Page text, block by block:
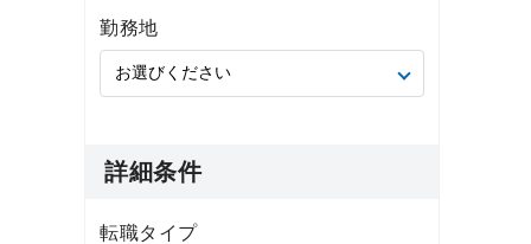
勤務地
詳細条件
転職タイプ